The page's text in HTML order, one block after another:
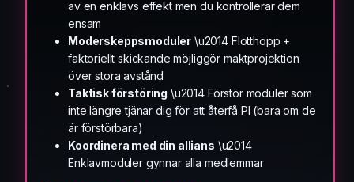
av en enklavs effekt men du kontrollerar dem
ensam
Moderskeppsmoduler \u2014 Flotthopp +
faktoriellt skickande möjliggör maktprojektion
över stora avstånd
Taktisk förstöring \u2014 Förstör moduler som
inte längre tjänar dig för att återfå PI (bara om de
är förstörbara)
Koordinera med din allians \u2014
Enklavmoduler gynnar alla medlemmar